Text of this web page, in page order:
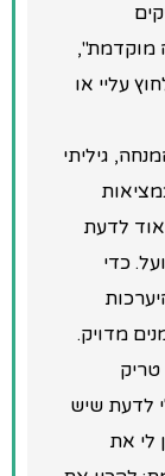
מוקדמת",
עליי או
גיליתי
לדעת
כדי
מדויק.
לדעת שיש
לי את